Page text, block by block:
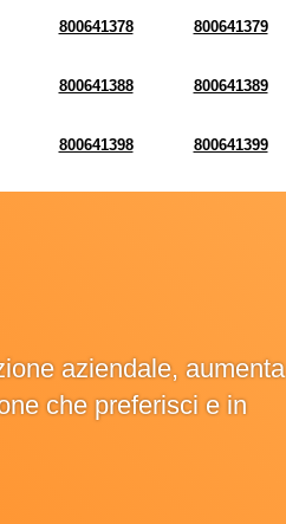
800641378 800641379
800641388 800641389
800641398 800641399
aziendale, aumenta
che preferisci e in